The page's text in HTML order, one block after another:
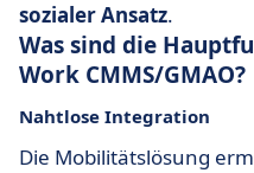
sozialer Ansatz.
Was sind die
Work CMMS/GMAO?
Nahtlose Integration
Die Mobilitätslösung